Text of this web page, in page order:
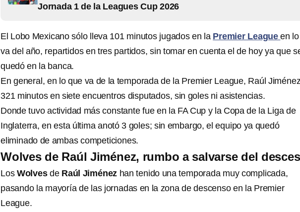
Jornada 1 de la Leagues Cup 2026
El Lobo Mexicano sólo lleva 101 minutos jugados en la Premier Leagueen
va del año, repartidos en tres partidos, sin tomar en cuenta el de hoy ya que
quedó en la banca.
En general, en lo que va de la temporada de la Premier League, Raúl
321 minutos en siete encuentros disputados, sin goles ni asistencias.
Donde tuvo actividad más constante fue en la FA Cup y la Copa de la Liga de
Inglaterra, en esta última anotó 3 goles; sin embargo, el equipo ya quedó
eliminado de ambas competiciones.
Wolves de Raúl Jiménez, rumbo a salvarse del
Los Wolvesde Raúl Jiménez han tenido una temporada muy complicada,
pasando la mayoría de las jornadas en la zona de descenso en la Premier
League.